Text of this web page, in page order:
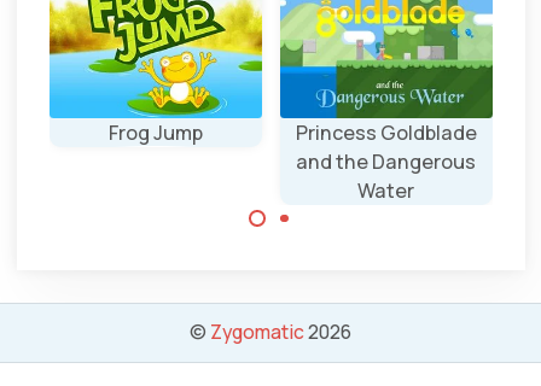
Frog Jump
Princess Goldblade
and the Dangerous
Water
schatten en
kinderen redden.
© Zygomatic2026